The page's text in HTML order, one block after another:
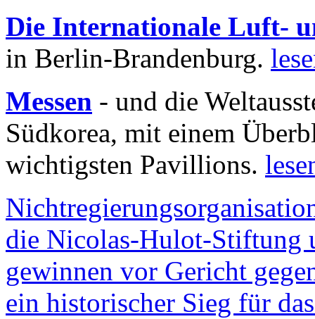
Die Internationale Luft-
in Berlin-Brandenburg.
Messen - und die
Südkorea, mit einem
wichtigsten Pavillions.
die Nicolas-Hulot-Stiftung
gewinnen vor Gericht
ein historischer Sieg für